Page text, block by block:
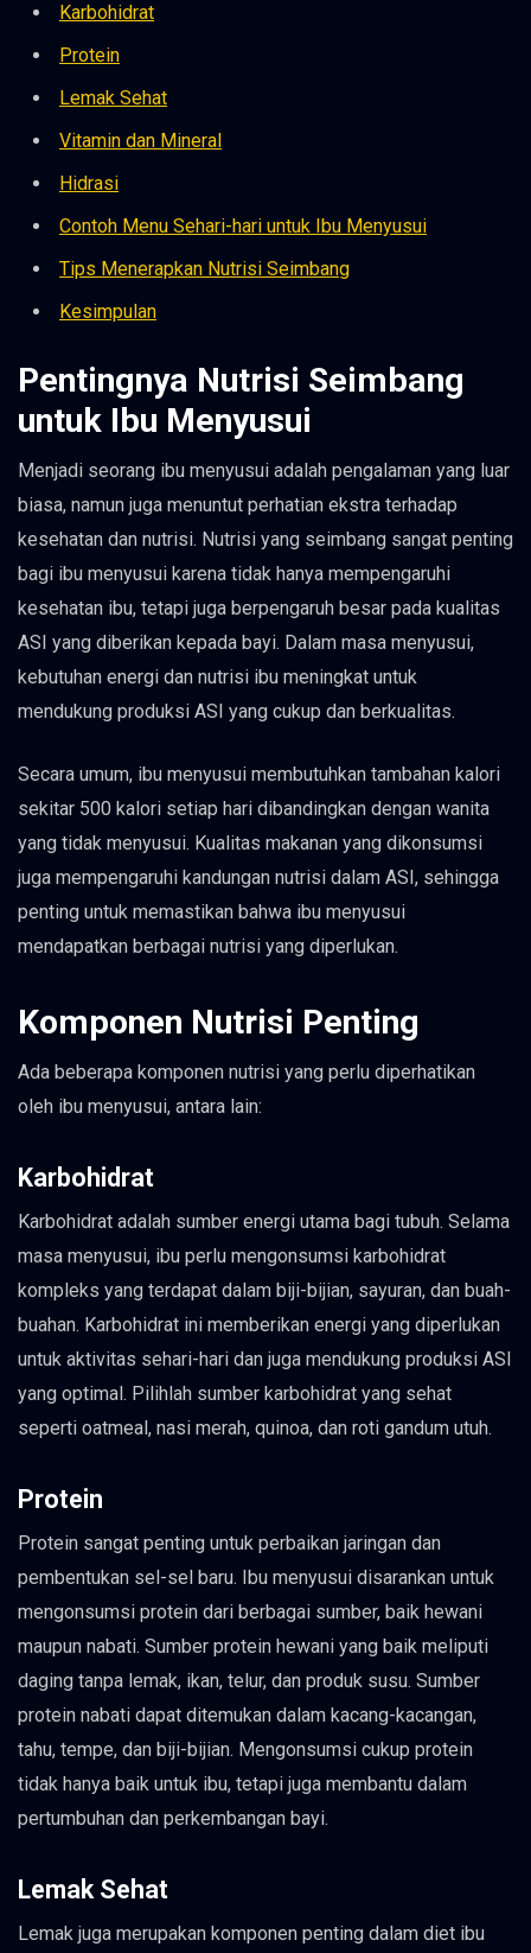
Karbohidrat
Protein
Lemak Sehat
Vitamin dan Mineral
Hidrasi
Contoh Menu Sehari-hari untuk Ibu Menyusui
Tips Menerapkan Nutrisi Seimbang
Kesimpulan
Pentingnya Nutrisi Seimbang
untuk Ibu Menyusui
Menjadi seorang ibu menyusui adalah pengalaman yang luar
biasa, namun juga menuntut perhatian ekstra terhadap
kesehatan dan nutrisi. Nutrisi yang seimbang sangat penting
bagi ibu menyusui karena tidak hanya mempengaruhi
kesehatan ibu, tetapi juga berpengaruh besar pada kualitas
ASI yang diberikan kepada bayi. Dalam masa menyusui,
kebutuhan energi dan nutrisi ibu meningkat untuk
mendukung produksi ASI yang cukup dan berkualitas.
Secara umum, ibu menyusui membutuhkan tambahan kalori
sekitar 500 kalori setiap hari dibandingkan dengan wanita
yang tidak menyusui. Kualitas makanan yang dikonsumsi
juga mempengaruhi kandungan nutrisi dalam ASI, sehingga
penting untuk memastikan bahwa ibu menyusui
mendapatkan berbagai nutrisi yang diperlukan.
Komponen Nutrisi Penting
Ada beberapa komponen nutrisi yang perlu diperhatikan
oleh ibu menyusui, antara lain:
Karbohidrat
Karbohidrat adalah sumber energi utama bagi tubuh. Selama
masa menyusui, ibu perlu mengonsumsi karbohidrat
kompleks yang terdapat dalam biji-bijian, sayuran, dan buah-
buahan. Karbohidrat ini memberikan energi yang diperlukan
untuk aktivitas sehari-hari dan juga mendukung produksi ASI
yang optimal. Pilihlah sumber karbohidrat yang sehat
seperti oatmeal, nasi merah, quinoa, dan roti gandum utuh.
Protein
Protein sangat penting untuk perbaikan jaringan dan
pembentukan sel-sel baru. Ibu menyusui disarankan untuk
mengonsumsi protein dari berbagai sumber, baik hewani
maupun nabati. Sumber protein hewani yang baik meliputi
daging tanpa lemak, ikan, telur, dan produk susu. Sumber
protein nabati dapat ditemukan dalam kacang-kacangan,
tahu, tempe, dan biji-bijian. Mengonsumsi cukup protein
tidak hanya baik untuk ibu, tetapi juga membantu dalam
pertumbuhan dan perkembangan bayi.
Lemak Sehat
Lemak juga merupakan komponen penting dalam diet ibu